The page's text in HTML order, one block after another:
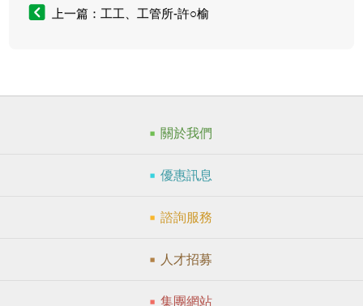
上一篇：工工、工管所-許○榆
關於我們
優惠訊息
諮詢服務
人才招募
集團網站